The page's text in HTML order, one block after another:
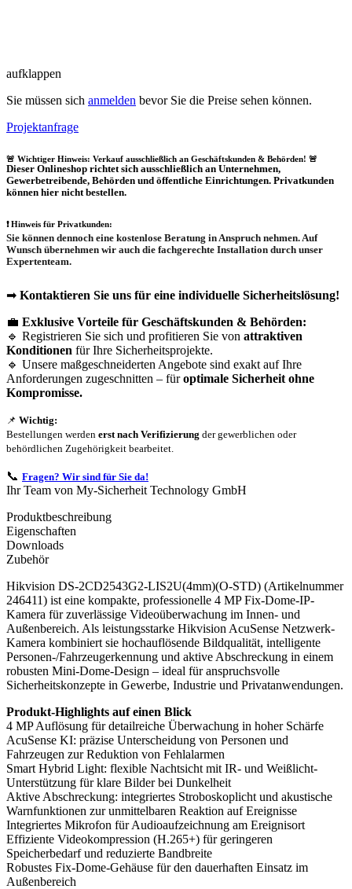
aufklappen
Sie müssen sich anmelden bevor Sie die Preise sehen können.
Projektanfrage
🚨 Wichtiger Hinweis: Verkauf ausschließlich an Geschäftskunden & Behörden! 🚨
Dieser Onlineshop richtet sich ausschließlich an Unternehmen,
Gewerbetreibende, Behörden und öffentliche Einrichtungen. Privatkunden
können hier nicht bestellen.
❗Hinweis für Privatkunden:
Sie können dennoch eine kostenlose Beratung in Anspruch nehmen. Auf
Wunsch übernehmen wir auch die fachgerechte Installation durch unser
Expertenteam.
➡ Kontaktieren Sie uns für eine individuelle Sicherheitslösung!
💼 Exklusive Vorteile für Geschäftskunden & Behörden:
🔹 Registrieren Sie sich und profitieren Sie von attraktiven
Konditionen für Ihre Sicherheitsprojekte.
🔹 Unsere maßgeschneiderten Angebote sind exakt auf Ihre
Anforderungen zugeschnitten – füroptimale Sicherheit ohne
Kompromisse.
📌 Wichtig:
Bestellungen werden erst nach Verifizierung der gewerblichen oder
behördlichen Zugehörigkeit bearbeitet.
📞 Fragen? Wir sind für Sie da!
Ihr Team von My-Sicherheit Technology GmbH
Produktbeschreibung
Eigenschaften
Downloads
Zubehör
Hikvision DS-2CD2543G2-LIS2U(4mm)(O-STD) (Artikelnummer
246411) ist eine kompakte, professionelle 4 MP Fix-Dome-IP-
Kamera für zuverlässige Videoüberwachung im Innen- und
Außenbereich. Als leistungsstarke Hikvision AcuSense Netzwerk-
Kamera kombiniert sie hochauflösende Bildqualität, intelligente
Personen-/Fahrzeugerkennung und aktive Abschreckung in einem
robusten Mini-Dome-Design – ideal für anspruchsvolle
Sicherheitskonzepte in Gewerbe, Industrie und Privatanwendungen.
Produkt-Highlights auf einen Blick
4 MP Auflösung für detailreiche Überwachung in hoher Schärfe
AcuSense KI: präzise Unterscheidung von Personen und
Fahrzeugen zur Reduktion von Fehlalarmen
Smart Hybrid Light: flexible Nachtsicht mit IR- und Weißlicht-
Unterstützung für klare Bilder bei Dunkelheit
Aktive Abschreckung: integriertes Stroboskoplicht und akustische
Warnfunktionen zur unmittelbaren Reaktion auf Ereignisse
Integriertes Mikrofon für Audioaufzeichnung am Ereignisort
Effiziente Videokompression (H.265+) für geringeren
Speicherbedarf und reduzierte Bandbreite
Robustes Fix-Dome-Gehäuse für den dauerhaften Einsatz im
Außenbereich